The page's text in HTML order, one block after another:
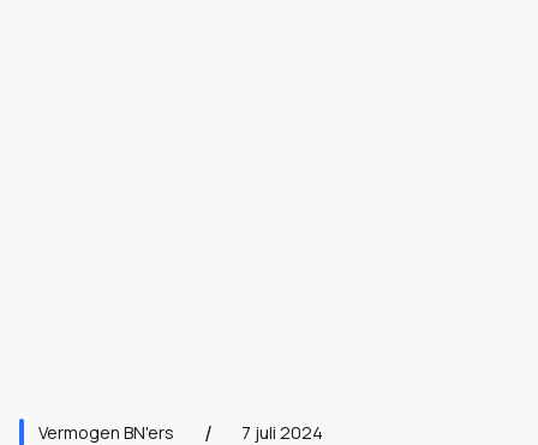
Vermogen BN'ers 7 juli 2024